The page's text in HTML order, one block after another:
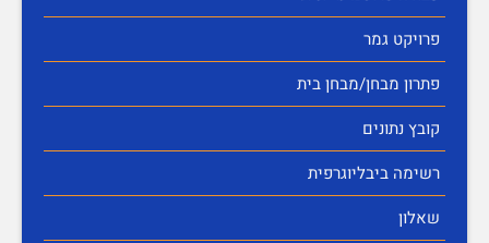
פרויקט גמר
פתרון מבחן/מבחן בית
קובץ נתונים
רשימה ביבליוגרפית
שאלון